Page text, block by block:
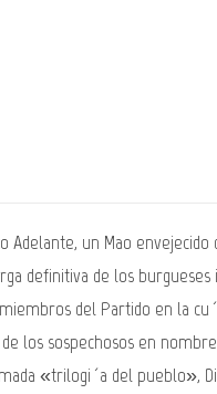
un Mao
definitiva de los
del Partido en la
los sospechosos en
«trilogi´a del